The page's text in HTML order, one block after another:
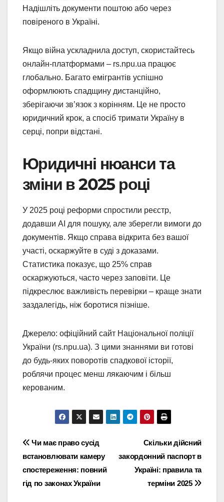
Надішліть документи поштою або через
повіреного в Україні.
Якщо війна ускладнила доступ, скористайтесь
онлайн-платформами – rs.npu.ua працює
глобально. Багато емігрантів успішно
оформлюють спадщину дистанційно,
зберігаючи зв’язок з корінням. Це не просто
юридичний крок, а спосіб тримати Україну в
серці, попри відстані.
Юридичні нюанси та
зміни в 2025 році
У 2025 році реформи спростили реєстр,
додавши AI для пошуку, але зберегли вимоги до
документів. Якщо справа відкрита без вашої
участі, оскаржуйте в суді з доказами.
Статистика показує, що 25% справ
оскаржуються, часто через заповіти. Це
підкреслює важливість перевірки – краще знати
заздалегідь, ніж боротися пізніше.
Джерело: офіційний сайт Національної поліції
України (rs.npu.ua). З цими знаннями ви готові
до будь-яких поворотів спадкової історії,
роблячи процес менш лякаючим і більш
керованим.
Навігація
записів
Скільки дійсний
закордонний паспорт в
Україні: правила та
терміни 2025
Чи має право сусід
встановлювати камеру
спостереження: повний
гід по законах України